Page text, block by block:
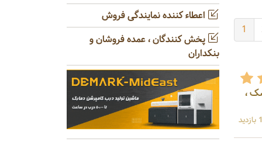
1
،
اعطاء کننده نمایندگی فروش
پخش کنندگان ، عمده فروشان و
بنکداران